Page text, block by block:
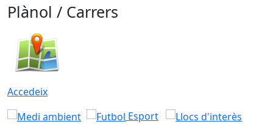
Plànol / Carrers
Accedeix
Esport